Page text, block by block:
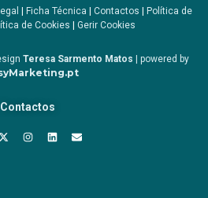
Ficha Técnica Contactos
Política de
de Cookies Gerir Cookies
Teresa Sarmento Matos | powered by
Contactos